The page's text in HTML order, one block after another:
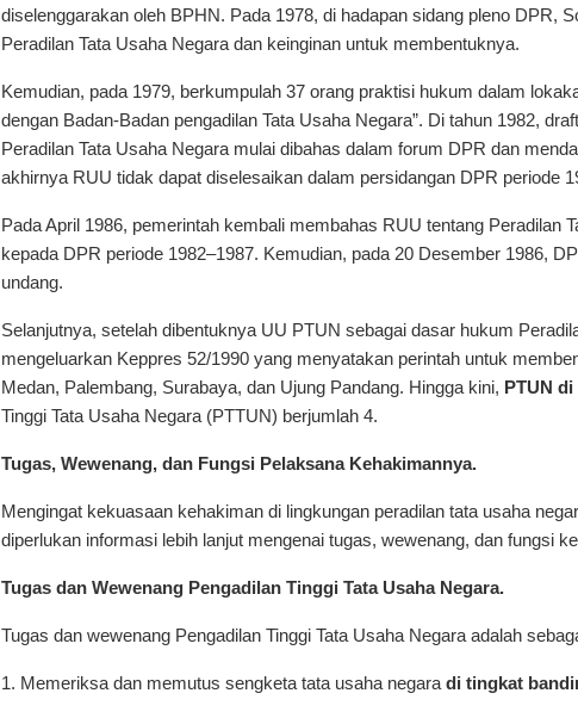
diselenggarakan oleh BPHN. Pada 1978, di hadapan sidang pleno DPR,
Peradilan Tata Usaha Negara dan keinginan untuk membentuknya.
Kemudian, pada 1979, berkumpulah 37 orang praktisi hukum dalam
dengan Badan-Badan pengadilan Tata Usaha Negara”. Di tahun 1982,
Peradilan Tata Usaha Negara mulai dibahas dalam forum DPR dan
akhirnya RUU tidak dapat diselesaikan dalam persidangan DPR periode
Pada April 1986, pemerintah kembali membahas RUU tentang Peradilan
kepada DPR periode 1982–1987. Kemudian, pada 20 Desember 1986,
undang.
Selanjutnya, setelah dibentuknya UU PTUN sebagai dasar hukum
mengeluarkan Keppres 52/1990 yang menyatakan perintah untuk
Medan, Palembang, Surabaya, dan Ujung Pandang. Hingga kini, PTUN
Tinggi Tata Usaha Negara (PTTUN) berjumlah 4.
Tugas, Wewenang, dan Fungsi Pelaksana Kehakimannya.
Mengingat kekuasaan kehakiman di lingkungan peradilan tata usaha
diperlukan informasi lebih lanjut mengenai tugas, wewenang, dan fungsi
Tugas dan Wewenang Pengadilan Tinggi Tata Usaha Negara.
Tugas dan wewenang Pengadilan Tinggi Tata Usaha Negara adalah
1. Memeriksa dan memutus sengketa tata usaha negara di tingkat